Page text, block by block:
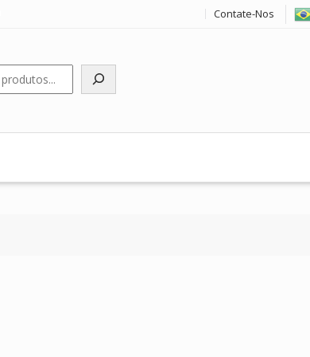
Contate-Nos